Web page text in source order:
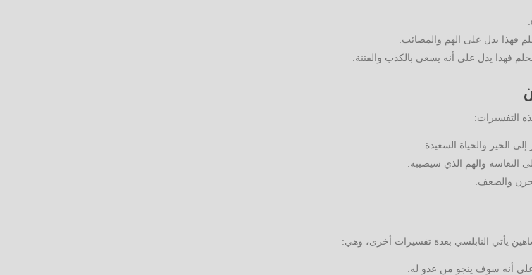
يدل على الهم والمصائب.
فهذا يدل على أنه يسعى بالكذب والفتنة.
التفسيرات:
الخير والحياة السعيدة.
والهم الذي سيصيبه.
والضعف.
يأتي النابلسي بعدة تفسيرات أخرى، وهي:
أنه سوف ينجو من عدو له.